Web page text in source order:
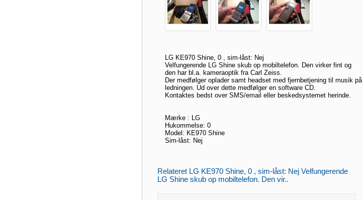
LG KE970 Shine, 0 , sim-låst: Nej
Velfungerende LG Shine skub op mobiltelefon. Den virker fint og
den har bl.a. kameraoptik fra Carl Zeiss.
Der medfølger oplader samt headset med fjernbetjening til musik på
ledningen. Ud over dette medfølger en software CD.
Kontaktes bedst over SMS/email eller beskedsystemet herinde.
Mærke : LG
Hukommelse: 0
Model: KE970 Shine
Sim-låst: Nej
Relateret LG KE970 Shine, 0 , sim-låst: Nej Velfungerende
LG Shine skub op mobiltelefon. Den vir..